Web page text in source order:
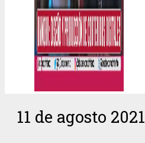
11 de agosto 2021